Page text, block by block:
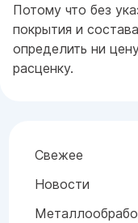
Свежее
Новости
Потому что без
покрытия и
определить ни
расценку.